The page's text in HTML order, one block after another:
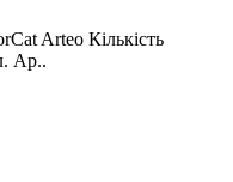
Arteo Кількість
Ар..